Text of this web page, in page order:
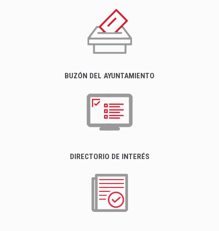
BUZÓN DEL AYUNTAMIENTO
DIRECTORIO DE INTERÉS